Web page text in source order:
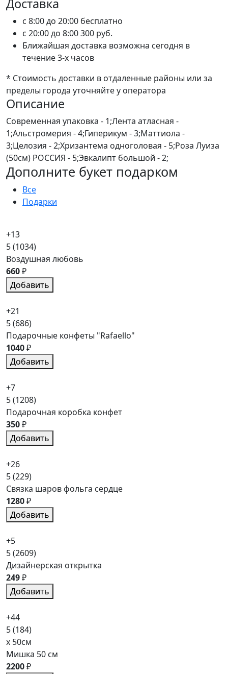
Доставка
c 8:00 до 20:00 бесплатно
c 20:00 до 8:00300 руб.
Ближайшая доставка возможна сегодня в
течение 3-х часов
* Стоимость доставки в отдаленные районы или за
пределы города уточняйте у оператора
Описание
Современная упаковка - 1;Лента атласная -
1;Альстромерия - 4;Гиперикум - 3;Маттиола -
3;Целозия - 2;Хризантема одноголовая - 5;Роза Луиза
(50см) РОССИЯ - 5;Эвкалипт большой - 2;
Дополните букет подарком
Все
Подарки
+13
5(1034)
Воздушная любовь
660₽
Добавить
+21
5(686)
Подарочные конфеты "Rafaello"
1040₽
Добавить
+7
5(1208)
Подарочная коробка конфет
350₽
Добавить
+26
5(229)
Связка шаров фольга сердце
1280₽
Добавить
+5
5(2609)
Дизайнерская открытка
249₽
Добавить
+44
5(184)
x 50см
Мишка 50 см
2200₽